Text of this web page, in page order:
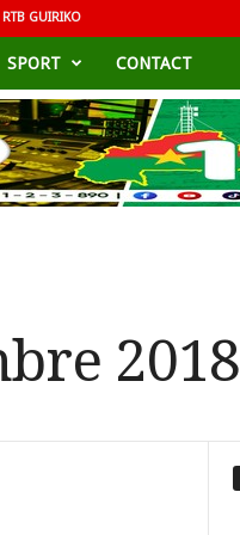
RTB GUIRIKO
SPORT CONTACT
2018